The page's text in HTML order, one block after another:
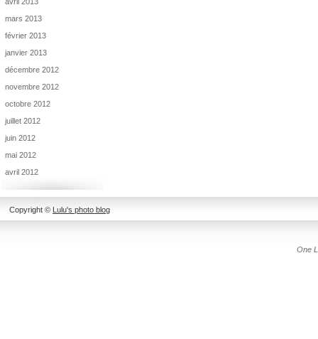
mars 2013
février 2013
janvier 2013
décembre 2012
novembre 2012
octobre 2012
juillet 2012
juin 2012
mai 2012
avril 2012
Copyright © Lulu's photo blog
One